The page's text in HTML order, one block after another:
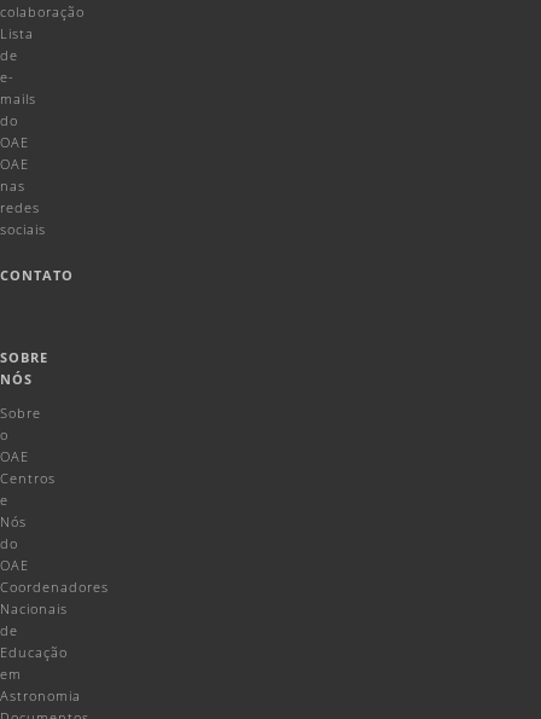
colaboração
Lista
de
e-
mails
do
OAE
OAE
nas
redes
sociais
CONTATO
SOBRE
NÓS
Sobre
o
OAE
Centros
e
Nós
do
OAE
Coordenadores
Nacionais
de
Educação
em
Astronomia